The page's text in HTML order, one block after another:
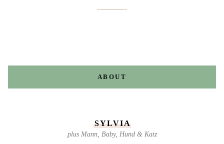
ABOUT
SYLVIA
plus Mann, Baby, Hund & Katz